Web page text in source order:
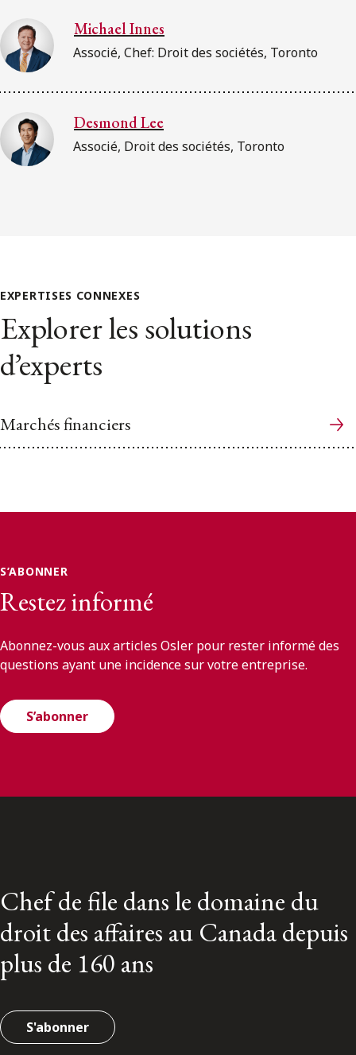
Michael Innes
Associé, Chef: Droit des sociétés, Toronto
Desmond Lee
Associé, Droit des sociétés, Toronto
EXPERTISES CONNEXES
Explorer les solutions
d’experts
Marchés financiers
S’ABONNER
Restez informé
Abonnez-vous aux articles Osler pour rester informé des
questions ayant une incidence sur votre entreprise.
S’abonner
Chef de file dans le domaine du
droit des affaires au Canada depuis
plus de 160 ans
S'abonner